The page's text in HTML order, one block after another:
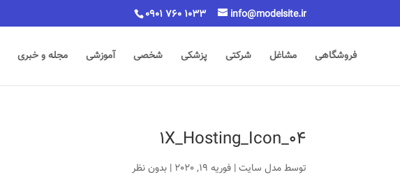
0901 760 1033 info@modelsite.ir
فروشگاهی مشاغل شرکتی پزشکی شخصی آموزشی مجله و خبری
1X_Hosting_Icon_04
توسطمدل سایت|فوریه 19, 2020 |بدون نظر